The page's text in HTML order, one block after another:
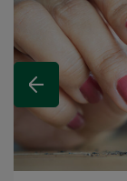
Vorheriges